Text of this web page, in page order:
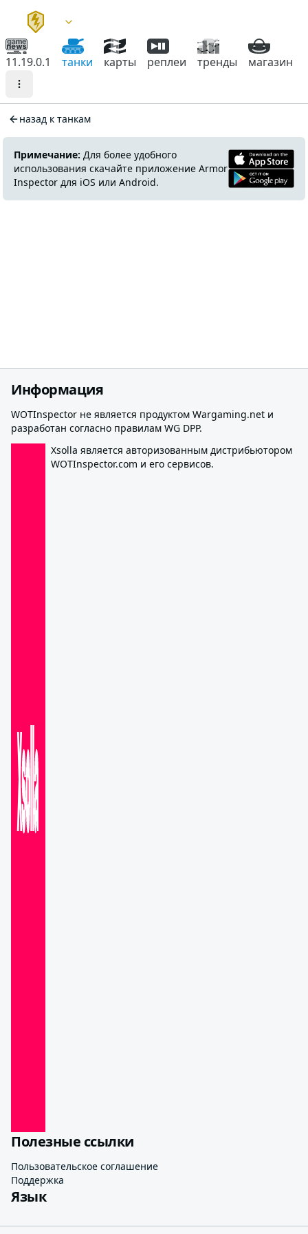
11.19.0.1 танки карты реплеи тренды магазин
назад к танкам
Примечание: Для более удобного
использования скачайте приложение Armor
Inspector для iOS или Android.
Информация
WOTInspector не является продуктом Wargaming.net и
разработан согласно правилам WG DPP.
Xsolla является авторизованным дистрибьютором
WOTInspector.com и его сервисов.
Полезные ссылки
Пользовательское соглашение
Поддержка
Язык